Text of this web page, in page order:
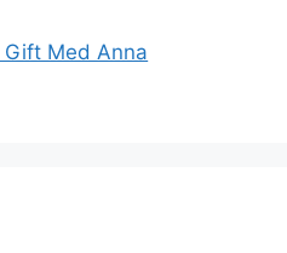
Med Anna